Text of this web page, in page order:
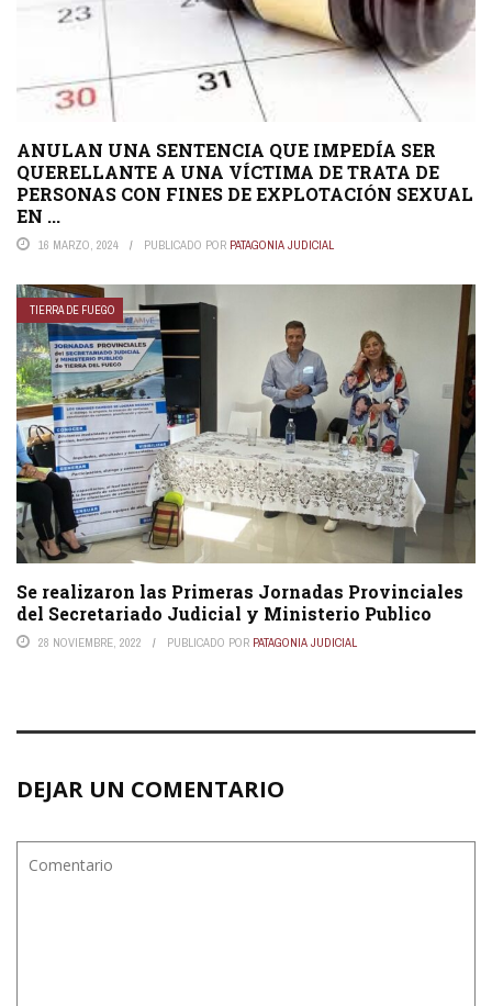
ANULAN UNA SENTENCIA QUE IMPEDÍA SER
QUERELLANTE A UNA VÍCTIMA DE TRATA DE
PERSONAS CON FINES DE EXPLOTACIÓN SEXUAL
EN ...
16 MARZO, 2024 PUBLICADO POR PATAGONIA JUDICIAL
TIERRA DE FUEGO
Se realizaron las Primeras Jornadas Provinciales
del Secretariado Judicial y Ministerio Publico
28 NOVIEMBRE, 2022 PUBLICADO POR PATAGONIA JUDICIAL
DEJAR UN COMENTARIO